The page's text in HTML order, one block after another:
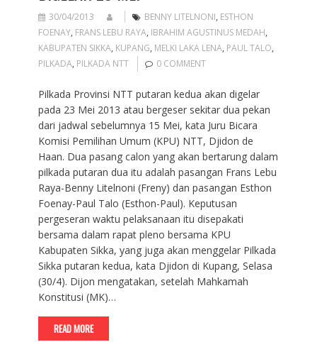
30/04/2013 BENNY LITELNONI, ESTHON
FOENAY, FRANS LEBU RAYA, IBRAHIM AGUSTINUS MEDAH,
KABUPATEN SIKKA, KUPANG, MELKI LAKA LENA, PAUL TALO,
PILKADA, PILKADA NTT 0 COMMENT
Pilkada Provinsi NTT putaran kedua akan digelar
pada 23 Mei 2013 atau bergeser sekitar dua pekan
dari jadwal sebelumnya 15 Mei, kata Juru Bicara
Komisi Pemilihan Umum (KPU) NTT, Djidon de
Haan. Dua pasang calon yang akan bertarung dalam
pilkada putaran dua itu adalah pasangan Frans Lebu
Raya-Benny Litelnoni (Freny) dan pasangan Esthon
Foenay-Paul Talo (Esthon-Paul). Keputusan
pergeseran waktu pelaksanaan itu disepakati
bersama dalam rapat pleno bersama KPU
Kabupaten Sikka, yang juga akan menggelar Pilkada
Sikka putaran kedua, kata Djidon di Kupang, Selasa
(30/4). Dijon mengatakan, setelah Mahkamah
Konstitusi (MK)…
READ MORE